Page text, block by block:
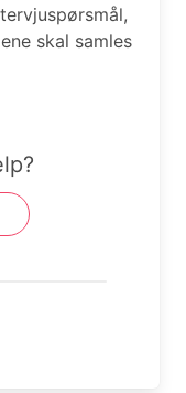
skal samles